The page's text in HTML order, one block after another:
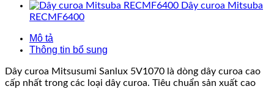
Dây curoa Mitsuba
RECMF6400
Mô tả
Thông tin bổ sung
Dây curoa Mitsusumi Sanlux 5V1070 là dòng dây curoa cao
cấp nhất trong các loại dây curoa. Tiêu chuẩn sản xuất cao